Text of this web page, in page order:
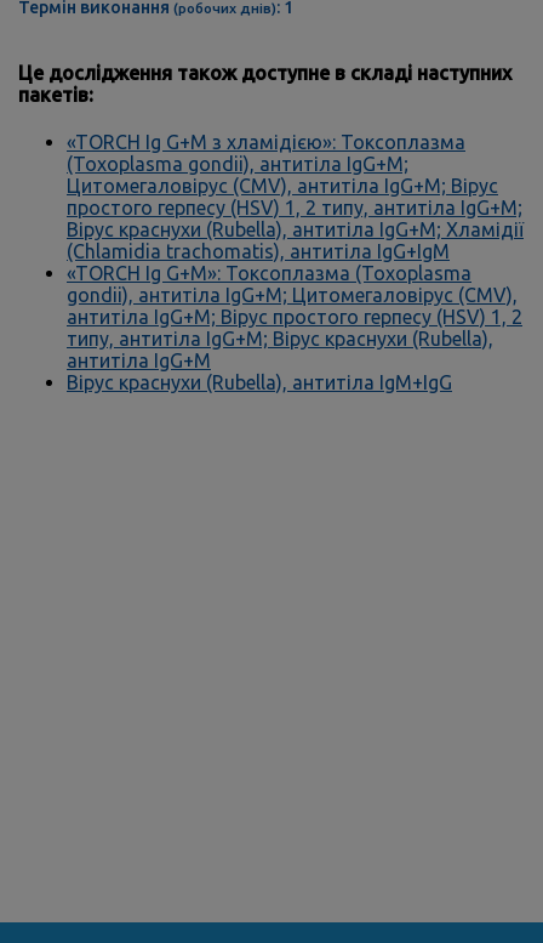
Це дослідження також доступне в складі наступних
пакетів:
«TORCH Ig G+М з хламідією»: Токсоплазма
(Toxoplasma gondii), антитіла IgG+M;
Цитомегаловірус (CMV), антитіла IgG+M; Вірус
простого герпесу (HSV) 1, 2 типу, антитіла IgG+M;
Вірус краснухи (Rubella), антитіла IgG+M; Хламідії
(Chlamidia trachomatis), антитіла IgG+IgM
«TORCH Ig G+М»: Токсоплазма (Toxoplasma
gondii), антитіла IgG+M; Цитомегаловірус (CMV),
антитіла IgG+M; Вірус простого герпесу (HSV) 1, 2
типу, антитіла IgG+M; Вірус краснухи (Rubella),
антитіла IgG+M
Вірус краснухи (Rubella), антитіла IgМ+IgG
Термін виконання (робочих днів): 1